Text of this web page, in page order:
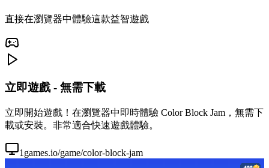
直接在瀏覽器中體驗這款益智遊戲
立即遊戲 - 無需下載
立即開始遊戲！在瀏覽器中即時體驗 Color Block Jam，無需下
載或安裝。非常適合快速遊戲體驗。
1games.io/game/color-block-jam